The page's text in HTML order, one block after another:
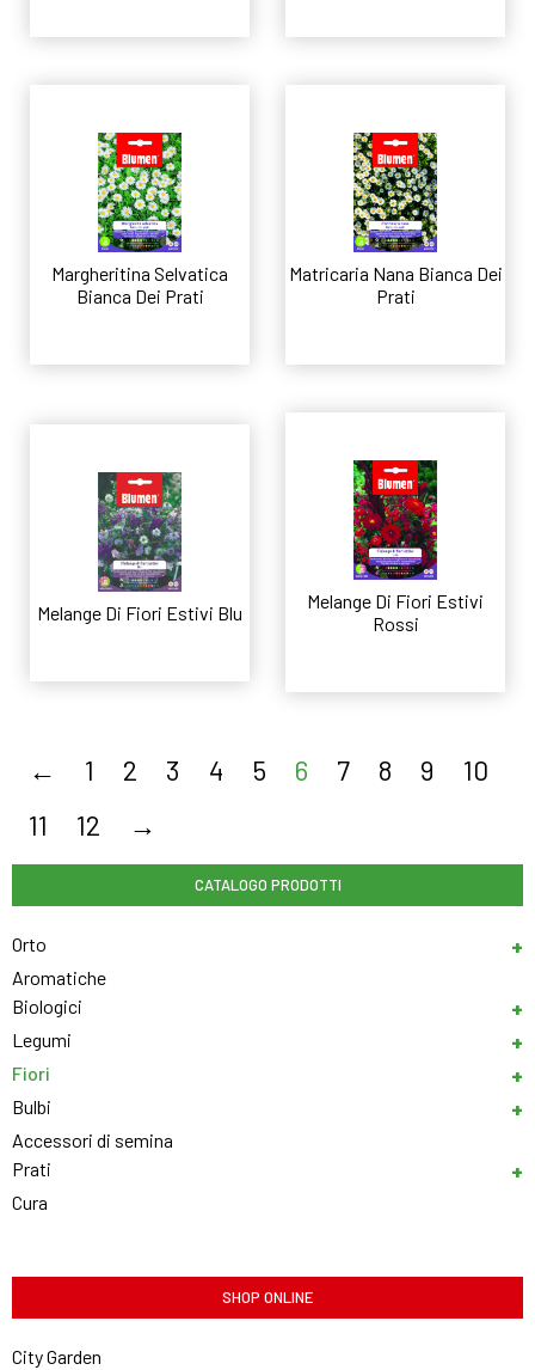
CATALOGO PRODOTTI
Orto
Aromatiche
Biologici
Legumi
Fiori
Bulbi
Accessori di semina
Prati
Cura
SHOP ONLINE
City Garden
Margheritina Selvatica
Bianca Dei Prati
Matricaria Nana Bianca Dei
Prati
Melange Di Fiori Estivi Blu
Melange Di Fiori Estivi
Rossi
← 1 2 3 4 5 6 7 8 9
10
11
12 →